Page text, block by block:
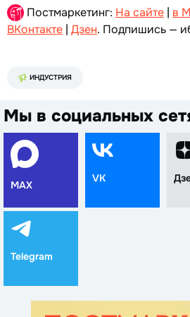
Постмаркетинг: На сайте | в
ВКонтакте | Дзен. Подпишись —
ИНДУСТРИЯ
Мы в социальных
MAX
VK
Telegram